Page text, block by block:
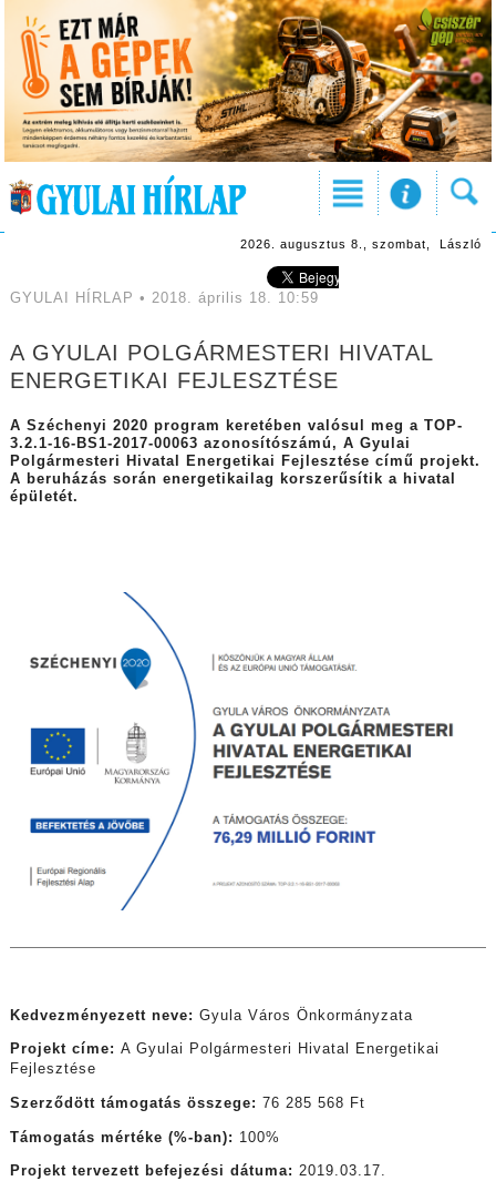
2026. augusztus 8., szombat, László
GYULAI HÍRLAP • 2018. április 18. 10:59
A GYULAI POLGÁRMESTERI HIVATAL
ENERGETIKAI FEJLESZTÉSE
A Széchenyi 2020 program keretében valósul meg a TOP-
3.2.1-16-BS1-2017-00063 azonosítószámú, A Gyulai
Polgármesteri Hivatal Energetikai Fejlesztése című projekt.
A beruházás során energetikailag korszerűsítik a hivatal
épületét.
Kedvezményezett neve: Gyula Város Önkormányzata
Projekt címe: A Gyulai Polgármesteri Hivatal Energetikai
Fejlesztése
Szerződött támogatás összege: 76 285 568 Ft
Támogatás mértéke (%-ban): 100%
Projekt tervezett befejezési dátuma: 2019.03.17.